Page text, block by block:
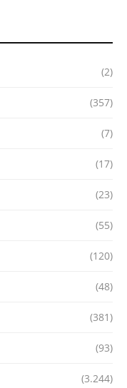
(2)
(357)
(7)
(17)
(23)
(55)
(120)
(48)
(381)
(93)
(3.244)